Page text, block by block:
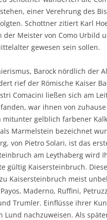
stehen, einer Verehrung des
Schottner zitiert Karl
der Meister von Como Urbild
gewesen sein sollen.
Barock nördlich der
rief der Römische Kaiser
Comacini ließen sich am
war ihnen von
mitunter gelblich farbener
Marmelstein bezeichnet
von Pietro Solari, ist das
am Leythaberg wird
gültig Kaisersteinbruch.
Kaisersteinbruch meist
Maderno, Ruffini,
Trumler. Einflüsse ihrer
Lund nachzuweisen. Als